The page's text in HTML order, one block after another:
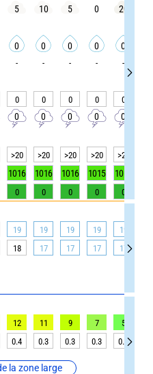
la zone large
5 10 5 0 20
0 0 0 0 0
- - - - -
0 0 0 0 0
0 0 0 0 0
>20 >20 >20 >20 >20
1016 1016 1016 1015 1015
0 0 0 0 0
19 19 19 19 19
18 17 17 17 17
12 11 9 7 5
0.4 0.3 0.3 0.3 0.3